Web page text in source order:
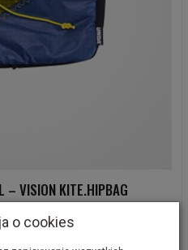
– VISION KITE.HIPBAG
SAMYCH WZORÓW!
o cookies